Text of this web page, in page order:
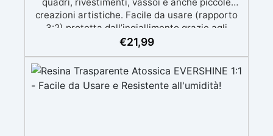
creazioni artistiche. Facile da usare (rapporto
3:2) protetta dall’ingiallimento grazie agli
speciali filtri UV Formula densa : non cola via,
in 12-24h garantendo una superficie lucida e
brillante
€21,99